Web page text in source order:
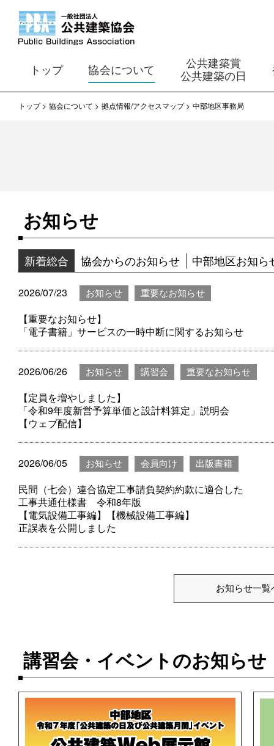
トップ 協会について
公共建築賞
公共建築の日
トップ 協会について 拠点情報/アクセスマップ 中部地区事務局
お知らせ
新着総合 協会からのお知らせ 中部地区お知ら
2026/07/23 お知らせ 重要なお知らせ
【重要なお知らせ】
「電子書籍」サービスの一時中断に関するお知らせ
2026/06/26 お知らせ 講習会 重要なお知らせ
【定員を増やしました】
「令和9年度新営予算単価と設計料算定」説明会
【ウェブ配信】
2026/06/05 お知らせ 会員向け 出版書籍
民間（七会）連合協定工事請負契約約款に適合した
工事共通仕様書 令和8年版
【電気設備工事編】【機械設備工事編】
正誤表を公開しました
お知らせ一覧
講習会・イベントのお知らせ